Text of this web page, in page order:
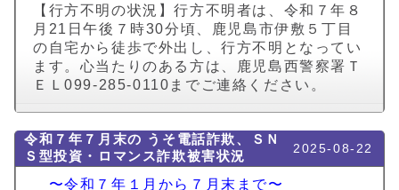
【行方不明の状況】行方不明者は、令和７年８
月21日午後７時30分頃、鹿児島市伊敷５丁目
の自宅から徒歩で外出し、行方不明となってい
ます。心当たりのある方は、鹿児島西警察署Ｔ
ＥＬ099-285-0110までご連絡ください。
令和７年７月末の うそ電話詐欺、ＳＮ
Ｓ型投資・ロマンス詐欺被害状況
2025-08-22
〜令和７年１月から７月末まで〜